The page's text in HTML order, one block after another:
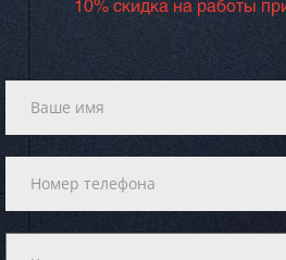
10% скидка на работы